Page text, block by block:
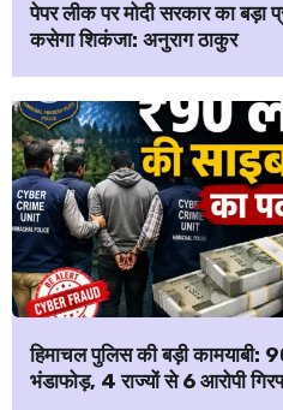
पेपर लीक पर मोदी सरकार का बड़ा
कसेगा शिकंजा: अनुराग ठाकुर
हिमाचल पुलिस की बड़ी कामयाबी:
भंडाफोड़, 4 राज्यों से 6 आरोपी